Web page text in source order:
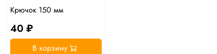
Крючок 150 мм
40 ₽
В корзину